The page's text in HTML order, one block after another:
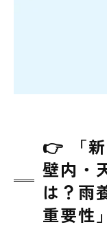
👉 「
壁内・
は？雨
重要性」